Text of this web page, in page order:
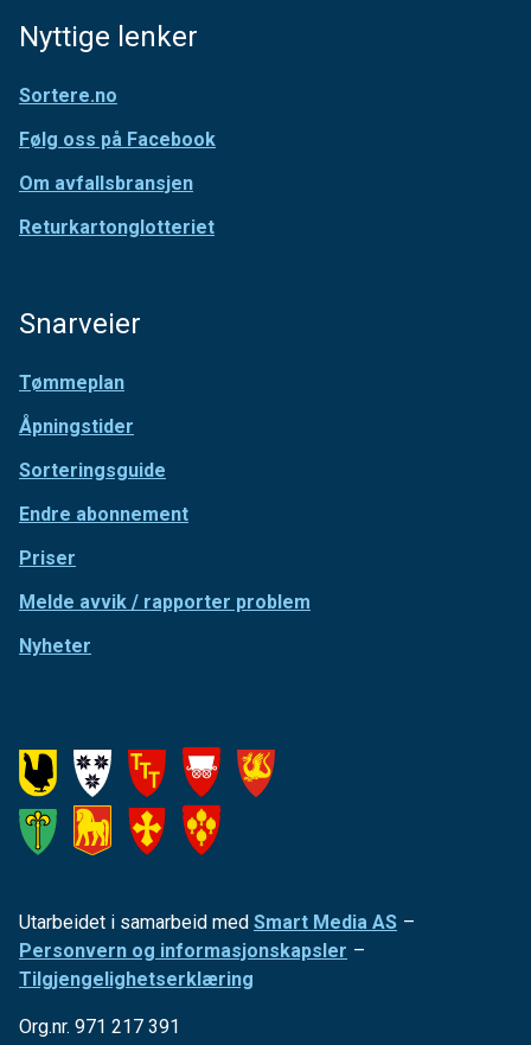
Nyttige lenker
Sortere.no
Følg oss på Facebook
Om avfallsbransjen
Returkartonglotteriet
Snarveier
Tømmeplan
Åpningstider
Sorteringsguide
Endre abonnement
Priser
Melde avvik / rapporter problem
Nyheter
Utarbeidet i samarbeid med Smart Media AS –
Personvern og informasjonskapsler –
Tilgjengelighetserklæring
Org.nr. 971 217 391